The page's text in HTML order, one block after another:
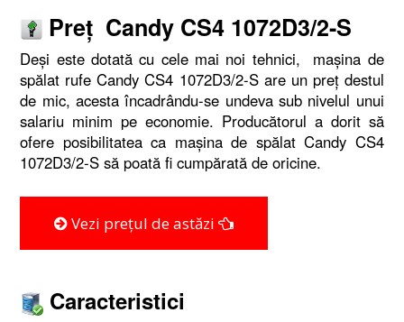
Preţ Candy CS4 1072D3/2-S
Deşi este dotată cu cele mai noi tehnici, maşina de
spălat rufe Candy CS4 1072D3/2-S are un preţ destul
de mic, acesta încadrându-se undeva sub nivelul unui
salariu minim pe economie. Producătorul a dorit să
ofere posibilitatea ca maşina de spălat Candy CS4
1072D3/2-S să poată fi cumpărată de oricine.
Vezi prețul de astăzi
Caracteristici